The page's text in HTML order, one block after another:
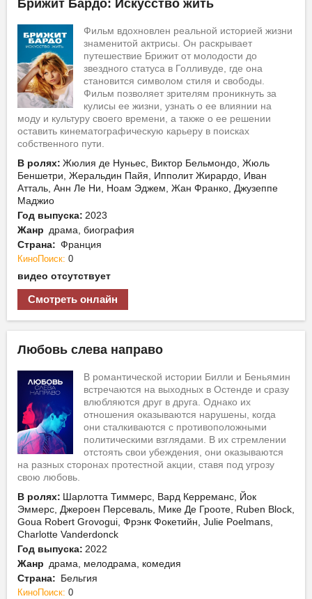
Брижит Бардо: Искусство жить
Фильм вдохновлен реальной историей жизни
знаменитой актрисы. Он раскрывает
путешествие Брижит от молодости до
звездного статуса в Голливуде, где она
становится символом стиля и свободы.
Фильм позволяет зрителям проникнуть за
кулисы ее жизни, узнать о ее влиянии на
моду и культуру своего времени, а также о ее решении
оставить кинематографическую карьеру в поисках
собственного пути.
В ролях: Жюлия де Нуньес, Виктор Бельмондо, Жюль
Беншетри, Жеральдин Пайя, Ипполит Жирардо, Иван
Атталь, Анн Ле Ни, Ноам Эджем, Жан Франко, Джузеппе
Маджио
Год выпуска: 2023
Жанр драма, биография
Страна: Франция
КиноПоиск: 0
видео отсутствует
Смотреть онлайн
Любовь слева направо
В романтической истории Билли и Беньямин
встречаются на выходных в Остенде и сразу
влюбляются друг в друга. Однако их
отношения оказываются нарушены, когда
они сталкиваются с противоположными
политическими взглядами. В их стремлении
отстоять свои убеждения, они оказываются
на разных сторонах протестной акции, ставя под угрозу
свою любовь.
В ролях: Шарлотта Тиммерс, Вард Керреманс, Йок
Эммерс, Джероен Персеваль, Мике Де Грооте, Ruben Block,
Goua Robert Grovogui, Фрэнк Фокетийн, Julie Poelmans,
Charlotte Vanderdonck
Год выпуска: 2022
Жанр драма, мелодрама, комедия
Страна: Бельгия
КиноПоиск: 0